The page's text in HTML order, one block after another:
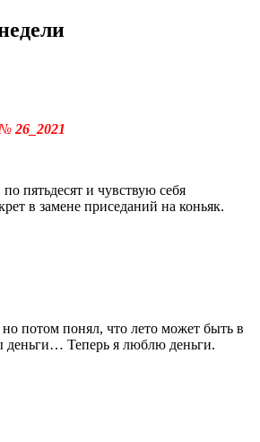
№ 26_2021
пятьдесят и чувствую себя
в замене приседаний на коньяк.
потом понял, что лето может быть в
деньги… Теперь я люблю деньги.